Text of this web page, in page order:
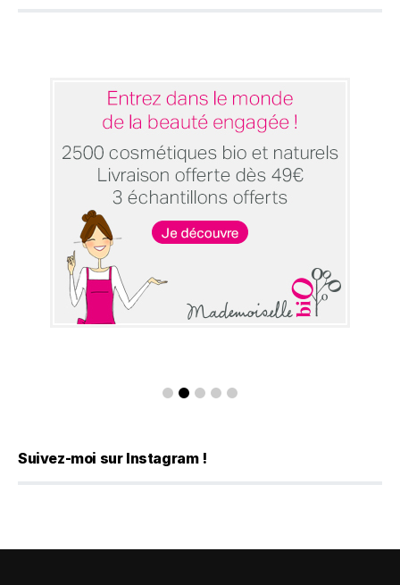
Suivez-moi sur Instagram !